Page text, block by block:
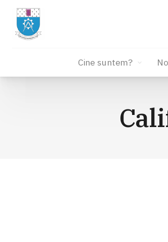
Cine suntem?